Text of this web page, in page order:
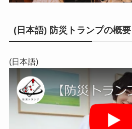
(日本語) 防災トランプの概要
(日本語)